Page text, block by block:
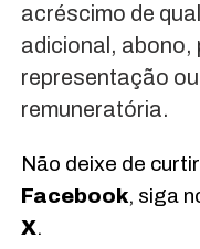
acréscimo de
adicional, abono,
representação
remuneratória.
Não deixe de
Facebook, siga
X.